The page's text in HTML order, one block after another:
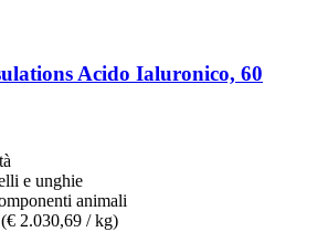
Acido Ialuronico, 60
e unghie
animali
(€ 2.030,69 / kg)